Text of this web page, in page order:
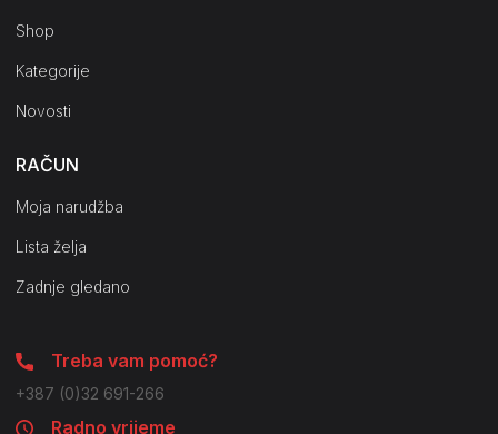
Shop
Kategorije
Novosti
RAČUN
Moja narudžba
Lista želja
Zadnje gledano
Treba vam pomoć?
+387 (0)32 691-266
Radno vrijeme